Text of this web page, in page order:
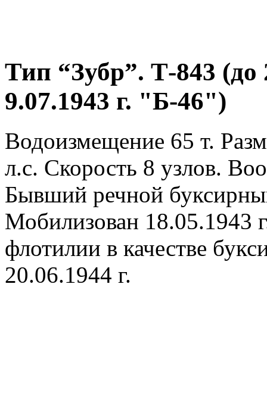
Тип “Зубр”. Т-843 (до
9.07.1943 г. "Б-46")
Водоизмещение 65 т.
л.с. Скорость 8 узлов.
Бывший речной
Мобилизован 18.05.1943
флотилии в качестве
20.06.1944 г.